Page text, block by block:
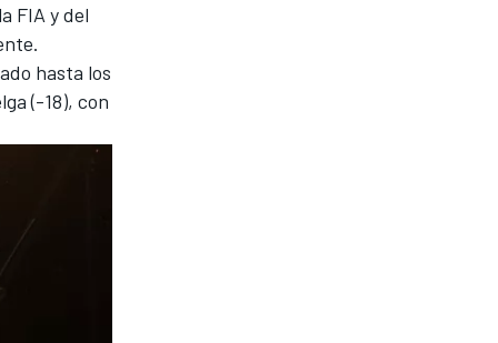
FIA y del
hasta los
(-18), con